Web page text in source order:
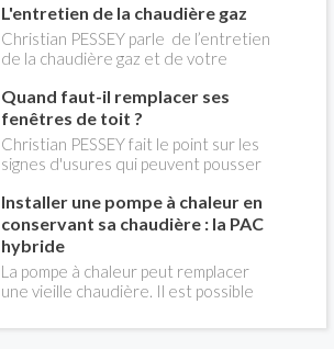
l'impact environnemental. Mais
comment reconnaître un bois de
qualité ? Plusieurs critères entrent en
jeu : le type d'essence, le taux
d'humidité, la densité et la saison de
coupe.
L'entretien de la chaudière gaz
Christian PESSEY parle de l’entretien
de la chaudière gaz et de votre
avez un système par radiateurs ou un
plancher chauffant, qui sont alimentés
par une chaudière au gaz, vous devez
faire entretenir celle-ci une fois par
an, que vous soyez locataire ou
propriétaire occupant. C’est la même
chose pour un chauffe-bains au gaz.
C’est une obligation légale. Si vous ne
le faites pas, votre responsabilité
pourra être engagée en cas
d’accident, et vous ne serez pas
Quand faut-il remplacer ses
fenêtres de toit ?
Christian PESSEY fait le point sur les
signes d'usures qui peuvent pousser
toit. En remplaçant vos fenêtre de toit
vous ferez des économies de
chauffage et vous améliorerez le
confort des combles qui en sont
équipées.
Installer une pompe à chaleur en
conservant sa chaudière : la PAC
hybride
La pompe à chaleur peut remplacer
une vieille chaudière. Il est possible
l'énergie initialement utilisée (gaz ou